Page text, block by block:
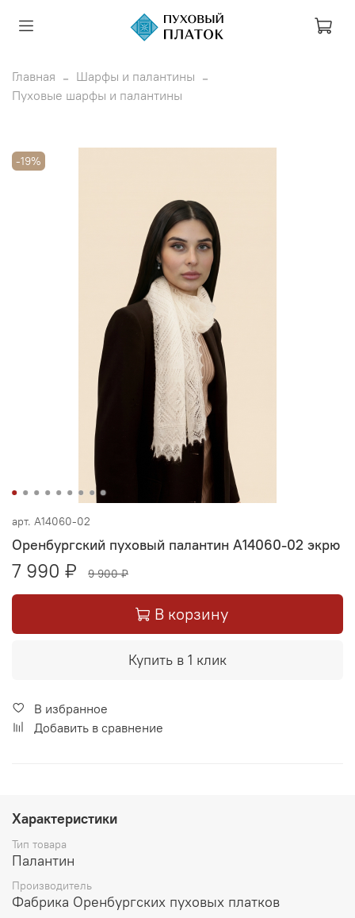
Главная
Шарфы и палантины
Пуховые шарфы и палантины
-19%
арт. А14060-02
Оренбургский пуховый палантин А14060-02 экрю
7 990 ₽ 9 900 ₽
В корзину
Купить в 1 клик
В избранное
Добавить в сравнение
Характеристики
Тип товара
Палантин
Производитель
Фабрика Оренбургских пуховых платков